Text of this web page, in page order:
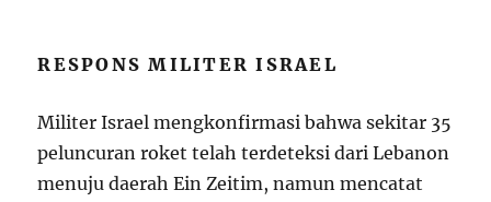
RESPONS MILITER ISRAEL
Militer Israel mengkonfirmasi bahwa sekitar 35
peluncuran roket telah terdeteksi dari Lebanon
menuju daerah Ein Zeitim, namun mencatat